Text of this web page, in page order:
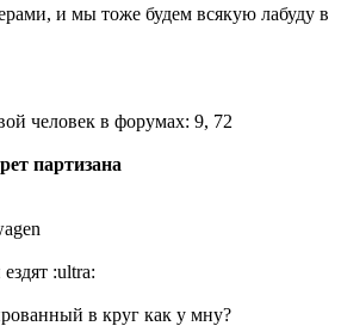
и мы тоже будем всякую лабуду в
партизана
:ultra:
в круг как у мну?